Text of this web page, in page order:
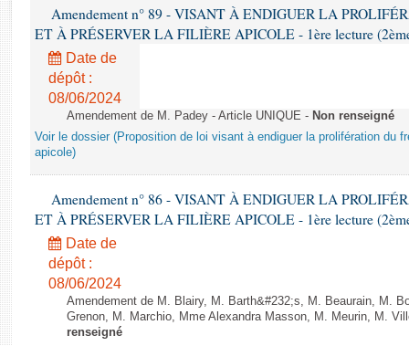
Rapports sur l'application des lois
Baromètre de l’application des lois
Dossiers législatifs
Budget et sécurité sociale
Questions écrites et orales
Comptes rendus des débats
Amendement n° 89 - VISANT À ENDIGUER LA
ET À PRÉSERVER LA FILIÈRE APICOLE - 1ère lecture
Date de
dépôt :
08/06/2024
Amendement de M. Padey - Article UNIQUE - Non renseigné
Voir le dossier (Proposition de loi visant à endiguer la prolifération du
apicole)
Amendement n° 86 - VISANT À ENDIGUER LA
ET À PRÉSERVER LA FILIÈRE APICOLE - 1ère lecture
Date de
dépôt :
08/06/2024
Amendement de M. Blairy, M. Barth&#232;s, M. Beaurain, M.
Grenon, M. Marchio, Mme Alexandra Masson, M. Meurin, M.
renseigné